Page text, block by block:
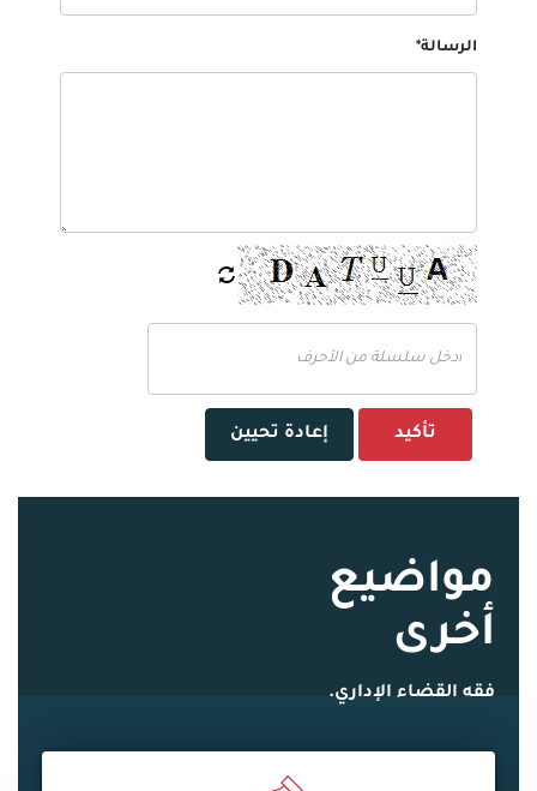
الرسالة*
تأكيد إعادة تحيين
مواضيع
أخرى
فقه القضاء الإداري.